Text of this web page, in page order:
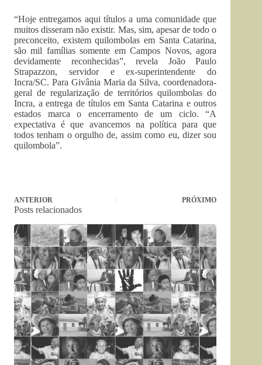
“Hoje entregamos aqui títulos a uma comunidade que
muitos disseram não existir. Mas, sim, apesar de todo o
preconceito, existem quilombolas em Santa Catarina,
são mil famílias somente em Campos Novos, agora
devidamente reconhecidas”, revela João Paulo
Strapazzon, servidor e ex-superintendente do
Incra/SC. Para Givânia Maria da Silva, coordenadora-
geral de regularização de territórios quilombolas do
Incra, a entrega de títulos em Santa Catarina e outros
estados marca o encerramento de um ciclo. “A
expectativa é que avancemos na política para que
todos tenham o orgulho de, assim como eu, dizer sou
quilombola”.
ANTERIOR PRÓXIMO
Posts relacionados